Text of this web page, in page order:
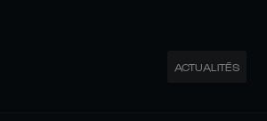
ACTUALITÉS